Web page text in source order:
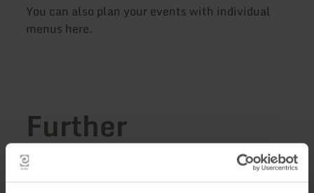
You can also plan your events with individual
menus here.
Further
information